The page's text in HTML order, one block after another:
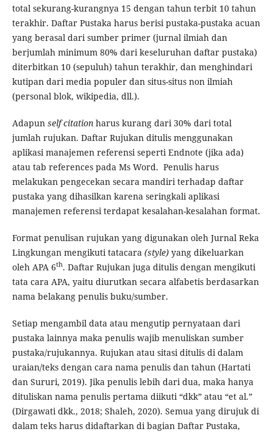
total sekurang-kurangnya 15 dengan tahun terbit 10 tahun
terakhir. Daftar Pustaka harus berisi pustaka-pustaka acuan
yang berasal dari sumber primer (jurnal ilmiah dan
berjumlah minimum 80% dari keseluruhan daftar pustaka)
diterbitkan 10 (sepuluh) tahun terakhir, dan menghindari
kutipan dari media populer dan situs-situs non ilmiah
(personal blok, wikipedia, dll.).
Adapun self citationharus kurang dari 30% dari total
jumlah rujukan. Daftar Rujukan ditulis menggunakan
aplikasi manajemen referensi seperti Endnote (jika ada)
atau tab references pada Ms Word. Penulis harus
melakukan pengecekan secara mandiri terhadap daftar
pustaka yang dihasilkan karena seringkali aplikasi
manajemen referensi terdapat kesalahan-kesalahan format.
Format penulisan rujukan yang digunakan oleh Jurnal Reka
Lingkungan mengikuti tatacara (style)yang dikeluarkan
oleh APA 6th. Daftar Rujukan juga ditulis dengan mengikuti
tata cara APA, yaitu diurutkan secara alfabetis berdasarkan
nama belakang penulis buku/sumber.
Setiap mengambil data atau mengutip pernyataan dari
pustaka lainnya maka penulis wajib menuliskan sumber
pustaka/rujukannya. Rujukan atau sitasi ditulis di dalam
uraian/teks dengan cara nama penulis dan tahun (Hartati
dan Sururi, 2019). Jika penulis lebih dari dua, maka hanya
dituliskan nama penulis pertama diikuti “dkk” atau “et al.”
(Dirgawati dkk., 2018; Shaleh, 2020). Semua yang dirujuk di
dalam teks harus didaftarkan di bagian Daftar Pustaka,